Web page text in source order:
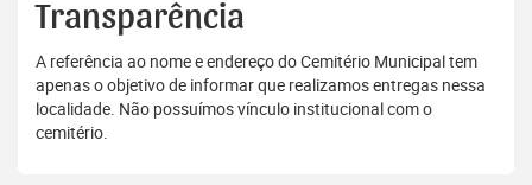
Transparência
A referência ao nome e endereço do Cemitério Municipal tem
apenas o objetivo de informar que realizamos entregas nessa
localidade. Não possuímos vínculo institucional com o
cemitério.